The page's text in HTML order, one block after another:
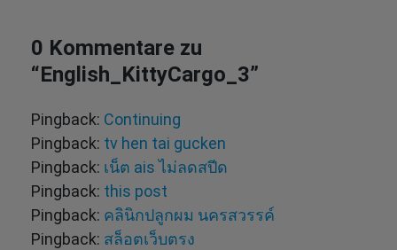
0 Kommentare zu
“English_KittyCargo_3”
Pingback: Continuing
Pingback: tv hen tai gucken
Pingback: เน็ต ais ไม่ลดสปีด
Pingback: this post
Pingback: คลินิกปลูกผม นครสวรรค์
Pingback: สล็อตเว็บตรง